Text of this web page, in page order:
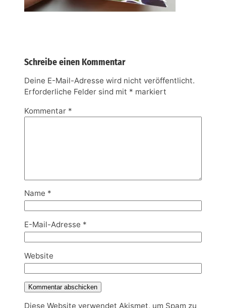
Schreibe einen Kommentar
Deine E-Mail-Adresse wird nicht veröffentlicht.
Erforderliche Felder sind mit * markiert
Kommentar *
Name *
E-Mail-Adresse *
Website
Diese Website verwendet Akismet, um Spam zu